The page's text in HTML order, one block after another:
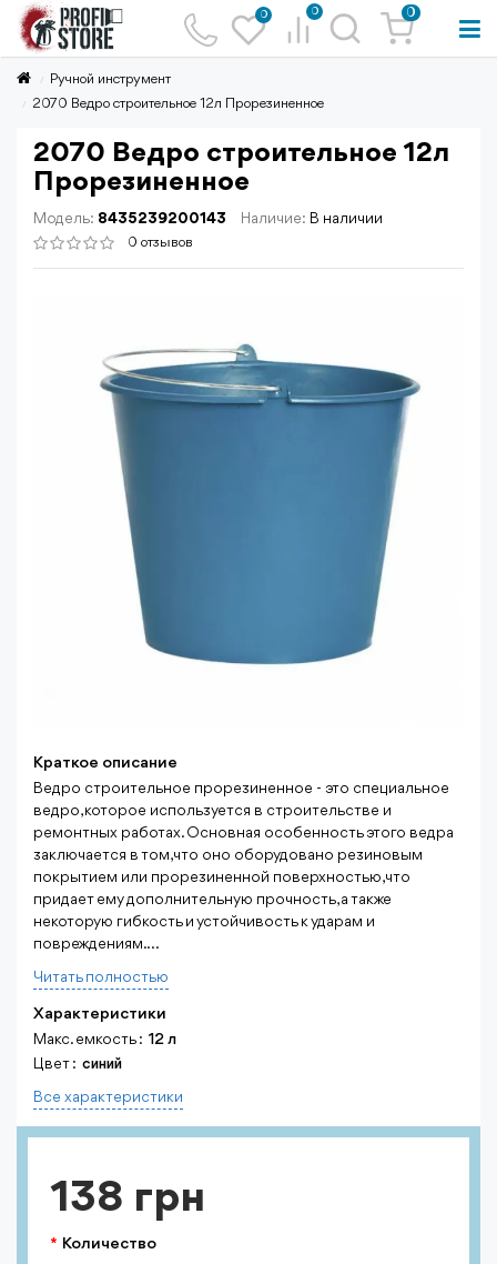
0 0 0
Ручной инструмент
2070 Ведро строительное 12л Прорезиненное
2070 Ведро строительное 12л
Прорезиненное
Модель: 8435239200143 Наличие: В наличии
0 отзывов
Краткое описание
Ведро строительное прорезиненное - это специальное
ведро, которое используется в строительстве и
ремонтных работах. Основная особенность этого ведра
заключается в том, что оно оборудовано резиновым
покрытием или прорезиненной поверхностью, что
придает ему дополнительную прочность, а также
некоторую гибкость и устойчивость к ударам и
повреждениям. ...
Читать полностью
Характеристики
Макс. емкость : 12 л
Цвет : синий
Все характеристики
138 грн
Количество